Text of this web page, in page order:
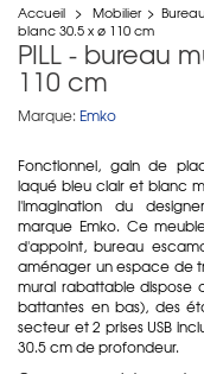
Accueil > Mobilier >
blanc 30.5 x ø 110 cm
PILL - bureau
110 cm
Marque: Emko
Fonctionnel, gain de
laqué bleu clair et blanc
l'imagination du
marque Emko. Ce
d'appoint, bureau
aménager un espace de
mural rabattable
battantes en bas), des
secteur et 2 prises USB
30.5 cm de profondeur.